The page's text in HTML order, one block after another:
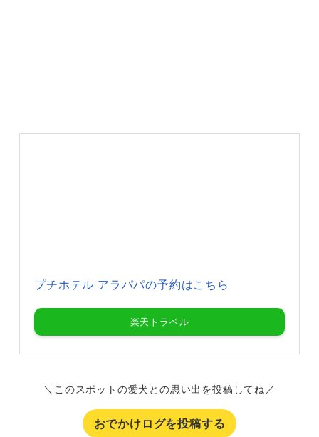
プチホテル アラパパの予約はこちら
楽天トラベル
＼このスポットの愛犬との思い出を投稿してね／
おでかけログを投稿する